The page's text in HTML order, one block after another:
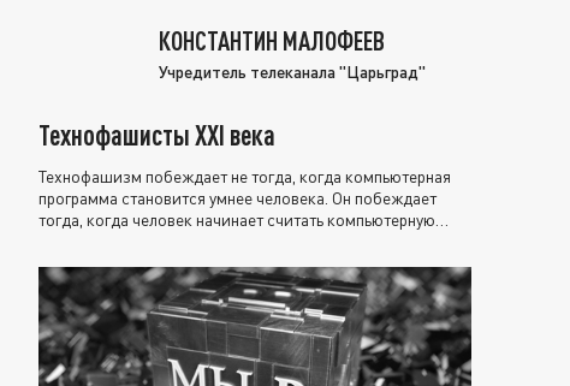
КОНСТАНТИН МАЛОФЕЕВ
Учредитель телеканала "Царьград"
Технофашисты XXI века
Технофашизм побеждает не тогда, когда компьютерная
программа становится умнее человека. Он побеждает
тогда, когда человек начинает считать компьютерную